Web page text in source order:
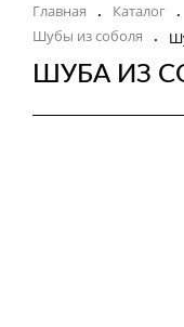
Главная . Каталог .
Шубы из соболя .
ШУБА ИЗ